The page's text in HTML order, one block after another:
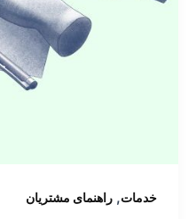
خدمات, راهنمای مشتریان